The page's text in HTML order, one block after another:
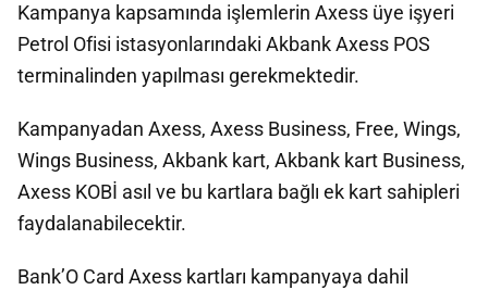
Kampanya kapsamında işlemlerin Axess üye işyeri
Petrol Ofisi istasyonlarındaki Akbank Axess POS
terminalinden yapılması gerekmektedir.
Kampanyadan Axess, Axess Business, Free, Wings,
Wings Business, Akbank kart, Akbank kart Business,
Axess KOBİ asıl ve bu kartlara bağlı ek kart sahipleri
faydalanabilecektir.
Bank’O Card Axess kartları kampanyaya dahil